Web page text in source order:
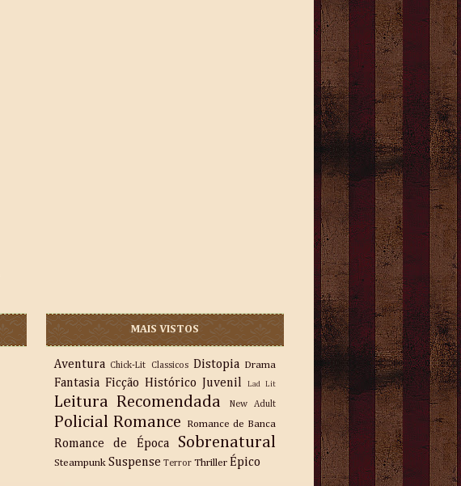
MAIS VISTOS
Aventura Chick-Lit Classicos Distopia Drama
Fantasia Ficção Histórico Juvenil Lad Lit
Leitura Recomendada New Adult
Policial Romance Romance de Banca
Romance de Época Sobrenatural
Steampunk Suspense Terror Thriller Épico